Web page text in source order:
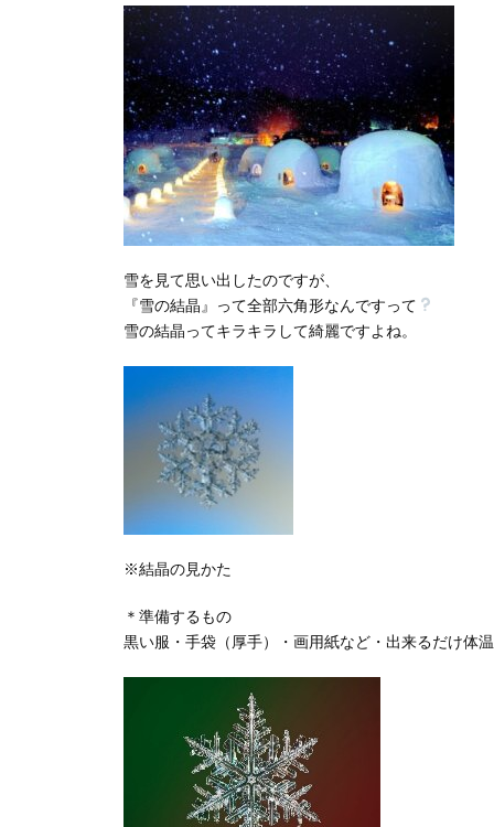
雪を見て思い出したのですが、
『雪の結晶』って全部六角形なんですって
雪の結晶ってキラキラして綺麗ですよね。
※結晶の見かた
＊準備するもの
黒い服・手袋（厚手）・画用紙など・出来るだけ体